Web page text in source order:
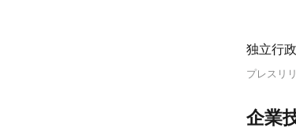
独立行
プレスリ
企業